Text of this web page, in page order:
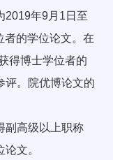
年9月1日至
者的学位论文。在
得博士学位者的
评。院优博论文的
高级以上职称
文。